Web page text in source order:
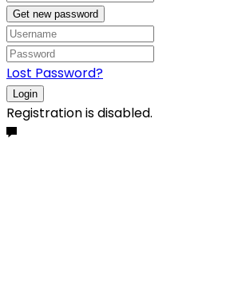
Get new password
Lost Password?
Login
Registration is disabled.